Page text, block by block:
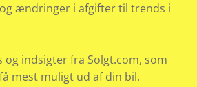
ændringer i afgifter til trends i
og indsigter fra Solgt.com, som
mest muligt ud af din bil.